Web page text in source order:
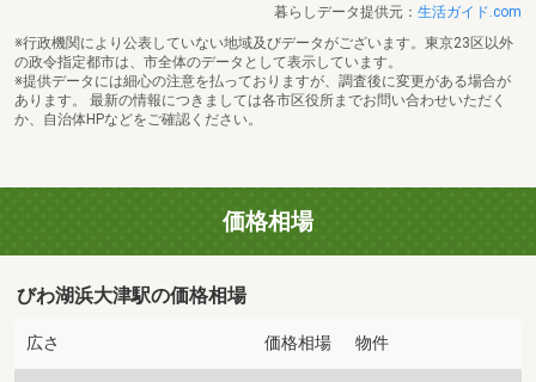
暮らしデータ提供元： 生活ガイド.com
※行政機関により公表していない地域及びデータがございます。東京23区以外
の政令指定都市は、市全体のデータとして表示しています。
※提供データには細心の注意を払っておりますが、調査後に変更がある場合が
あります。 最新の情報につきましては各市区役所までお問い合わせいただく
か、自治体HPなどをご確認ください。
価格相場
びわ湖浜大津駅の価格相場
広さ 価格相場 物件